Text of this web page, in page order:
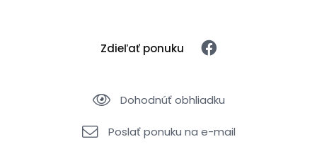
Zdieľať ponuku
Dohodnúť obhliadku
Poslať ponuku na e-mail